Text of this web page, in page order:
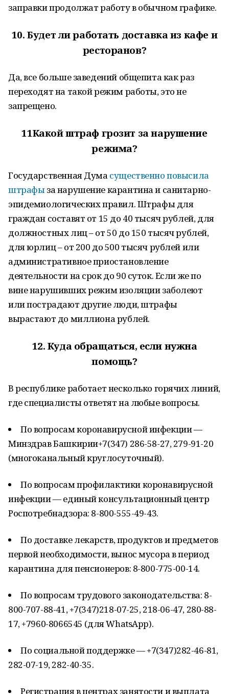
заправки продолжат работу в обычном графике.
10.Будет ли работать доставка из кафе и
ресторанов?
Да, все больше заведений общепита как раз
переходят на такой режим работы, это не
запрещено.
11Какой штраф грозит за нарушение
режима?
Государственная Дума существенно повысила
штрафыза нарушение карантина и санитарно-
эпидемиологических правил. Штрафы для
граждан составят от 15 до 40 тысяч рублей, для
должностных лиц – от 50 до 150 тысяч рублей,
для юрлиц – от 200 до 500 тысяч рублей или
административное приостановление
деятельности на срок до 90 суток. Если же по
вине нарушивших режим изоляции заболеют
или пострадают другие люди, штрафы
вырастают до миллиона рублей.
12. Куда обращаться, если нужна
помощь?
В республике работает несколько горячих линий,
где специалисты ответят на любые вопросы.
По вопросам коронавирусной инфекции —
Минздрав Башкирии+7(347) 286-58-27, 279-91-20
(многоканальный круглосуточный).
По вопросам профилактики коронавирусной
инфекции — единый консультационный центр
Роспотребнадзора: 8-800-555-49-43.
По доставке лекарств, продуктов и предметов
первой необходимости, вынос мусора в период
карантина для пенсионеров: 8-800-775-00-14.
По вопросам трудового законодательства: 8-
800-707-88-41, +7(347)218-07-25, 218-06-47, 280-88-
17, +7960-8066545 (для WhatsApp).
По социальной поддержке — +7(347)282-46-81,
282-07-19, 282-40-35.
Регистрация в центрах занятости и выплата